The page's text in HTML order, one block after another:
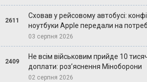
2611
Сховав у рейсовому автобусі:
ноутбуки Apple передали на
03 серпня 2026
2409
Не всім військовим прийде 10
доплати: роз’яснення Міноборони
02 серпня 2026